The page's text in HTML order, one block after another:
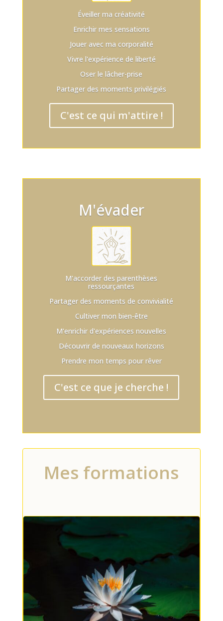
Éveiller ma créativité
Enrichir mes sensations
Jouer avec ma corporalité
Vivre l'expérience de liberté
Oser le lâcher-prise
Partager des moments privilégiés
C'est ce qui m'attire !
M'évader
M'accorder des parenthèses
ressourçantes
Partager des moments de convivialité
Cultiver mon bien-être
M'enrichir d'expériences nouvelles
Découvrir de nouveaux horizons
Prendre mon temps pour rêver
C'est ce que je cherche !
Mes formations